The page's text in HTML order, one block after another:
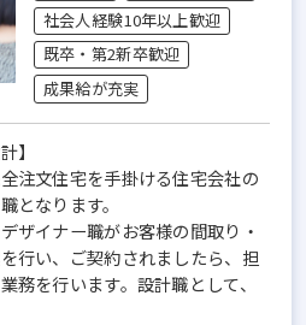
社会人経験10年以上歓迎
既卒・第2新卒歓迎
成果給が充実
】
注文住宅を手掛ける住宅会社の
となります。
ザイナー職がお客様の間取り・
行い、ご契約されましたら、担
務を行います。設計職として、